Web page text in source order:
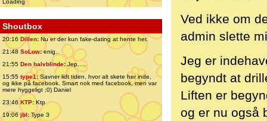
Loading
Shoutbox
20:16 Dillen: Nu er der kun fake-dating at hente her.
21:48 SoLow:enig..
21:55 Den halvblinde:Jep.....
15:55 type1:Savner lidt tiden, hvor alt skete her inde,
og ikke på facebook. Smart nok med facebook, men var
mere hyggeligt ;0) Daniel
23:46 KTP:Ktp
19:06jbl:Type 3
Ved ikke om
admin slette
Jeg er
begyndt at
Liften er
og er nu også